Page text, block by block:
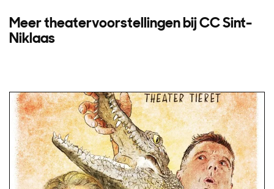
Meer theatervoorstellingen bij CC Sint-
Niklaas